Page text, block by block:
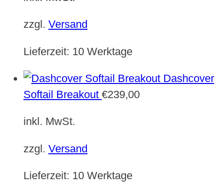
zzgl. Versand
Lieferzeit: 10 Werktage
Dashcover
Softail Breakout €239,00
inkl. MwSt.
zzgl. Versand
Lieferzeit: 10 Werktage